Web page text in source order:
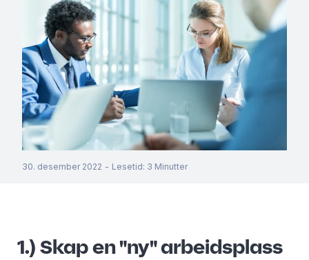
30. desember 2022 - Lesetid: 3 Minutter
1.) Skap en "ny" arbeidsplass